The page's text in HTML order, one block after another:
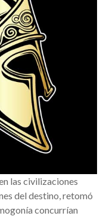
las civilizaciones
del destino, retomó
concurrían